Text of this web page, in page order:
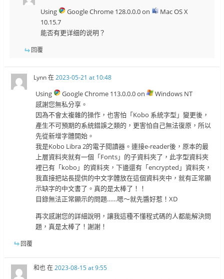
Using Google Chrome 128.0.0.0 on
Mac OS X
10.15.7
能否有更详细的说明？
回覆
Lynn在2023-05-21 at 10:48
Using Google Chrome 113.0.0.0 on
Windows NT
感謝您無私分享。
因為不會太複雜的操作，也害怕「Kobo 系統字型」變更後，
產生不可預期的系統錯誤之類的，更害怕自己無法復原，所以
先從新增字體開始。
我是Kobo Libra 2的電子閱讀器。連接e-reader後，原本的最
上層資料夾就有一個「Fonts」的子資料夾了，此字型資料夾
裡已有「kobo」的資料夾，下邊還有「encrypted」資料夾，
我直接把站長提供的中文字體放在這個資料夾中，就有正常顯
示缺字的中文書了。真的是太棒了！！
目錄無法正常顯示的問題……嗯～就先醬好惹！XD
再次感謝您的詳細說明，讓我這種不懂程式碼的人都能解決問
題，真是太棒了！謝謝！
回覆
和也在2023-08-15 at 9:55